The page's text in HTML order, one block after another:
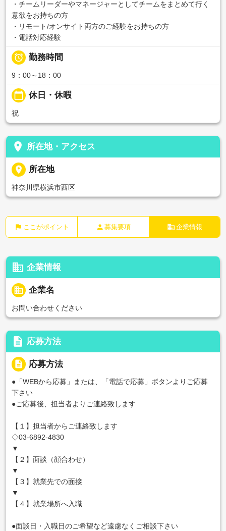
・チームリーダーやマネージャーとしてチームをまとめて行く
意欲をお持ちの方
・リモート/オンサイト両方のご経験をお持ちの方
・電話対応経験
 勤務時間
9：00～18：00
calendar_today 休日・休暇
祝
place 所在地・アクセス
place 所在地
神奈川県横浜市西区
flag ここがポイント person 募集要項 business 企業情報
business 企業情報
business 企業名
お問い合わせください
description 応募方法
description 応募方法
●「WEBから応募」または、「電話で応募」ボタンよりご応募
下さい
●ご応募後、担当者よりご連絡致します
【１】担当者からご連絡致します
◇03-6892-4830
▼
【２】面談（顔合わせ）
▼
【３】就業先での面接
▼
【４】就業場所へ入職
●面談日・入職日のご希望など遠慮なくご相談下さい